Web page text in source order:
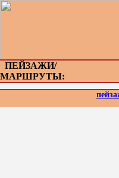
ПЕЙЗАЖИ/
МАРШРУТЫ: